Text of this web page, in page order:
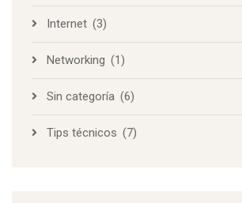
Internet (3)
Networking (1)
Sin categoría (6)
Tips técnicos (7)